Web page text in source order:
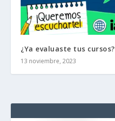
¿Ya evaluaste tus cursos?
13 noviembre, 2023